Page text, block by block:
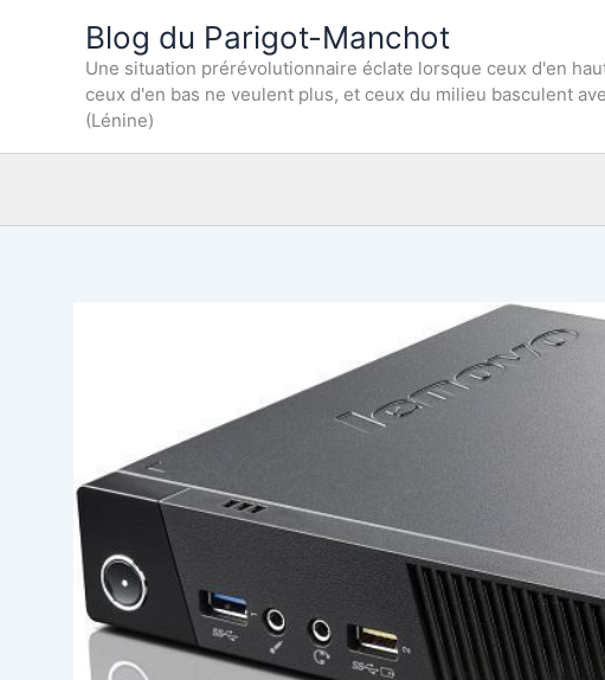
Blog du Parigot-Manchot
Une situation prérévolutionnaire éclate lorsque ceux d'en
ceux d'en bas ne veulent plus, et ceux du milieu basculent
(Lénine)